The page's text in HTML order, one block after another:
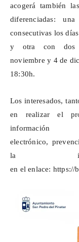
acogerá también
diferenciadas:
consecutivas los
y otra con dos
noviembre y 4 de
18:30h.
Los interesados,
en realizar el
electrónico,
la
en el enlace: https://